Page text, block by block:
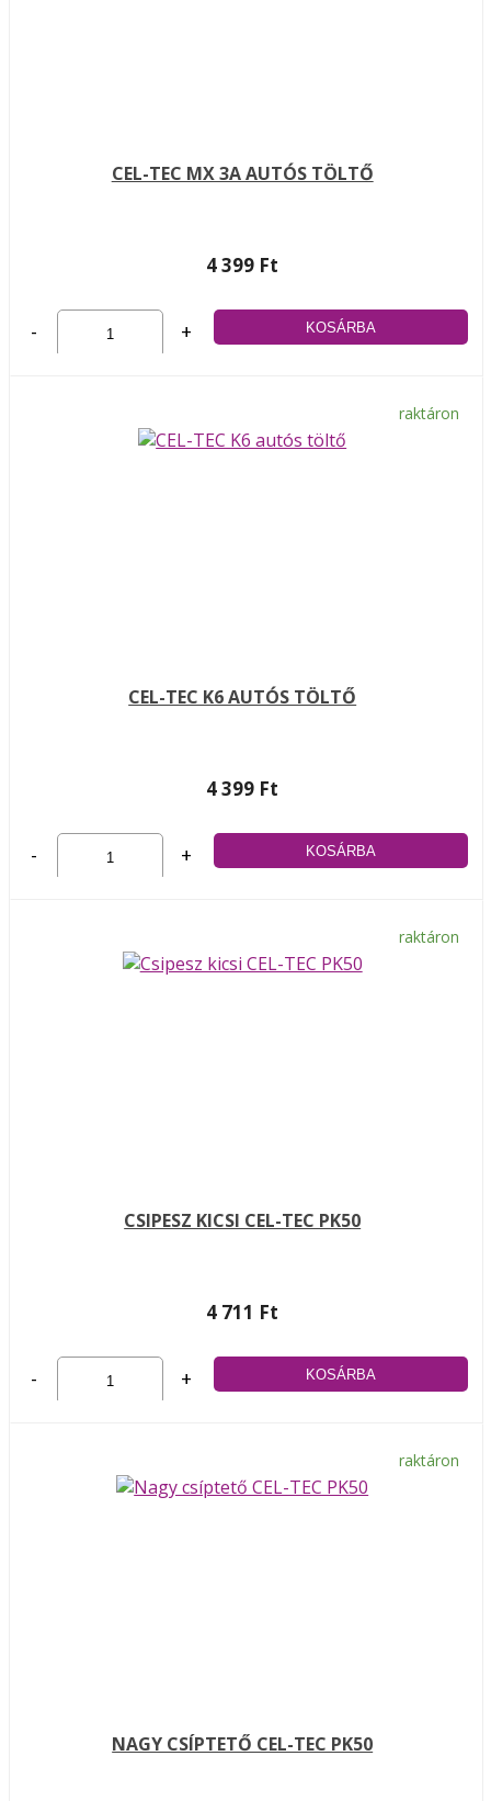
CEL-TEC MX 3A AUTÓS TÖLTŐ
4 399 Ft
- +
raktáron
CEL-TEC K6 AUTÓS TÖLTŐ
4 399 Ft
- +
raktáron
CSIPESZ KICSI CEL-TEC PK50
4 711 Ft
- +
raktáron
NAGY CSÍPTETŐ CEL-TEC PK50